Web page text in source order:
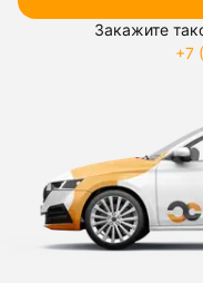
Закажите
+7